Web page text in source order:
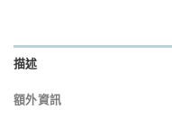
描述
額外資訊